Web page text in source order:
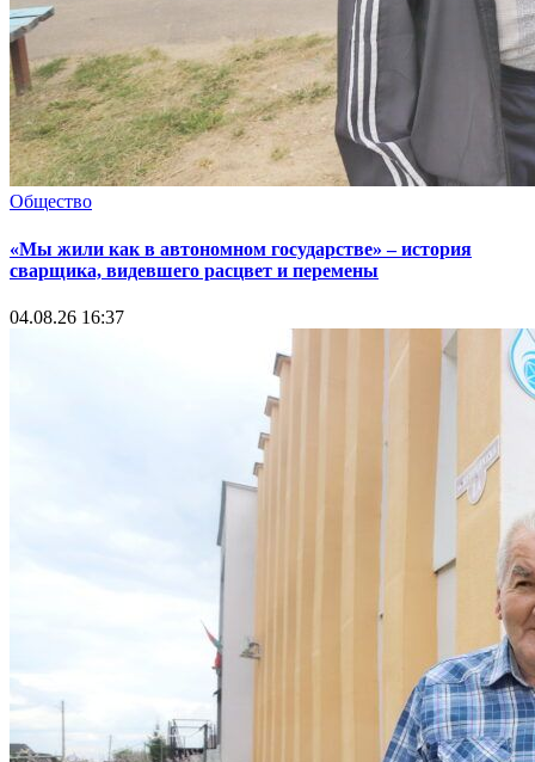
Общество
«Мы жили как в автономном государстве» – история
сварщика, видевшего расцвет и перемены
04.08.26 16:37